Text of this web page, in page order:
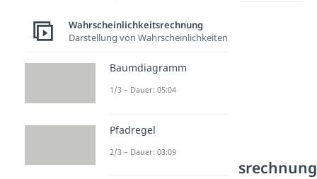
Weitere Inhalte:
Wahrscheinlichkeitsrechnung
Wahrscheinlichkeitsrechnung
Darstellung von Wahrscheinlichkeiten
Baumdiagramm
1/3 – Dauer: 05:04
Pfadregel
2/3 – Dauer: 03:09